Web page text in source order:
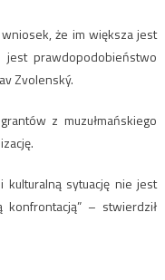
że im większa jest
jest prawdopodobieństwo
Zvolenský.
z muzułmańskiego
kulturalną sytuację nie jest
– stwierdził